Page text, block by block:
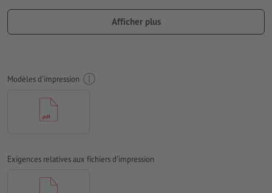
importantes à une distance de min. 50 mm du format final
CMJN, FOGRA51 (PSO Coated v3) pour les
papiers couchés
Nous ne vérifions pas les
imprimés
Afficher plus
Modèles d'impression
Exigences relatives aux fichiers d'impression